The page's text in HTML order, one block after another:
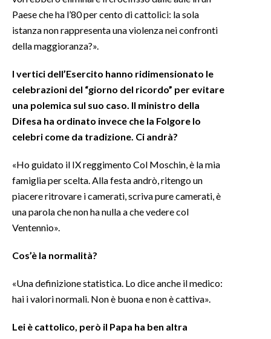
Paese che ha l’80 per cento di cattolici: la sola
istanza non rappresenta una violenza nei confronti
della maggioranza?».
I vertici dell’Esercito hanno ridimensionato le
celebrazioni del “giorno del ricordo” per evitare
una polemica sul suo caso. Il ministro della
Difesa ha ordinato invece che la Folgore lo
celebri come da tradizione. Ci andrà?
«Ho guidato il IX reggimento Col Moschin, è la mia
famiglia per scelta. Alla festa andrò, ritengo un
piacere ritrovare i camerati, scriva pure camerati, è
una parola che non ha nulla a che vedere col
Ventennio».
Cos’è la normalità?
«Una definizione statistica. Lo dice anche il medico:
hai i valori normali. Non è buona e non è cattiva».
Lei è cattolico, però il Papa ha ben altra